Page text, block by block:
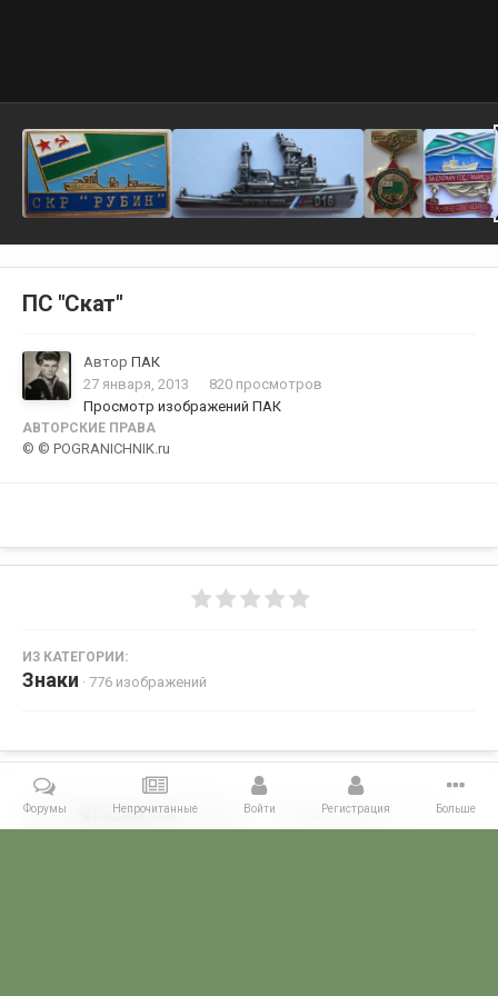
ПС "Скат"
Автор ПАК
27 января, 2013
820 просмотров
Просмотр изображений ПАК
АВТОРСКИЕ ПРАВА
© © POGRANICHNIK.ru
ИЗ КАТЕГОРИИ:
Знаки · 776 изображений
Поделиться Подписчики 0
Форумы Непрочитанные Войти Регистрация Больше